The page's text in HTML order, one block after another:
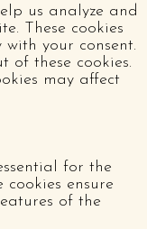
us analyze and
These cookies
your consent.
of these cookies.
may affect
for the
ensure
of the